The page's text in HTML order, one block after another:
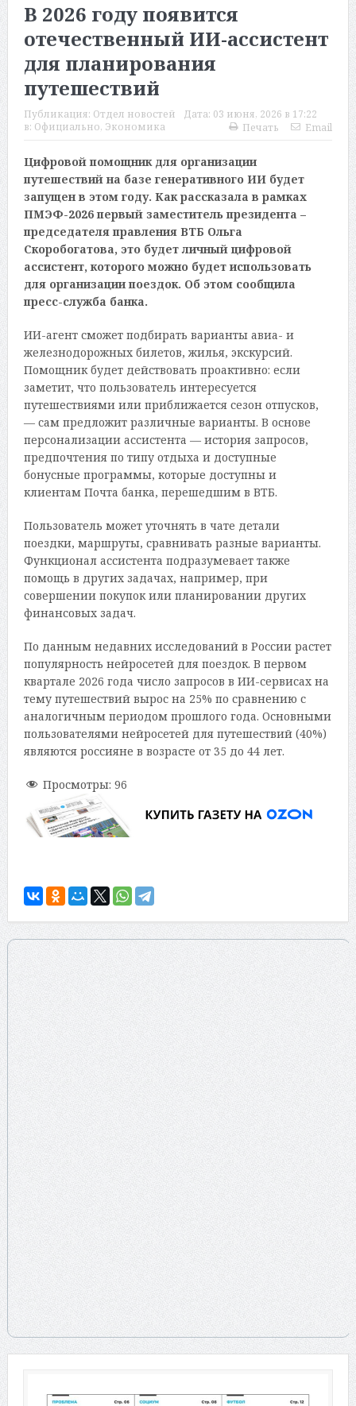
В 2026 году появится
отечественный ИИ-ассистент
для планирования
путешествий
Публикация: Отдел новостей Дата: 03 июня, 2026 в 17:22
в: Официально, Экономика Печать Email
Цифровой помощник для организации
путешествий на базе генеративного ИИ будет
запущен в этом году. Как рассказала в рамках
ПМЭФ-2026 первый заместитель президента –
председателя правления ВТБ Ольга
Скоробогатова, это будет личный цифровой
ассистент, которого можно будет использовать
для организации поездок. Об этом сообщила
пресс-служба банка.
ИИ-агент сможет подбирать варианты авиа- и
железнодорожных билетов, жилья, экскурсий.
Помощник будет действовать проактивно: если
заметит, что пользователь интересуется
путешествиями или приближается сезон отпусков,
— сам предложит различные варианты. В основе
персонализации ассистента — история запросов,
предпочтения по типу отдыха и доступные
бонусные программы, которые доступны и
клиентам Почта банка, перешедшим в ВТБ.
Пользователь может уточнять в чате детали
поездки, маршруты, сравнивать разные варианты.
Функционал ассистента подразумевает также
помощь в других задачах, например, при
совершении покупок или планировании других
финансовых задач.
По данным недавних исследований в России растет
популярность нейросетей для поездок. В первом
квартале 2026 года число запросов в ИИ-сервисах на
тему путешествий вырос на 25% по сравнению с
аналогичным периодом прошлого года. Основными
пользователями нейросетей для путешествий (40%)
являются россияне в возрасте от 35 до 44 лет.
Просмотры: 96